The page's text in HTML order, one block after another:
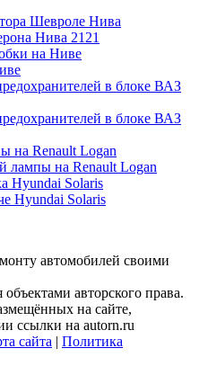
Шевроле Нива
Нива 2121
на Ниве
в блоке ВАЗ
в блоке ВАЗ
на Renault Logan
лампы на Renault Logan
Hyundai Solaris
Hyundai Solaris
автомобилей своими
авторского права.
на сайте,
ссылки на autorn.ru
сайта | Политика